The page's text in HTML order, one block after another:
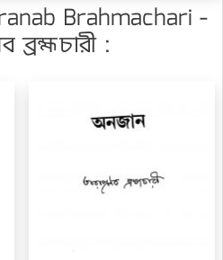
Brahmachari -
ব্রহ্মচারী :